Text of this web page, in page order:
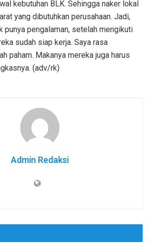
kebutuhan BLK. Sehingga naker lokal
yang dibutuhkan perusahaan. Jadi,
punya pengalaman, setelah mengikuti
sudah siap kerja. Saya rasa
paham. Makanya mereka juga harus
(adv/rk)
Admin Redaksi